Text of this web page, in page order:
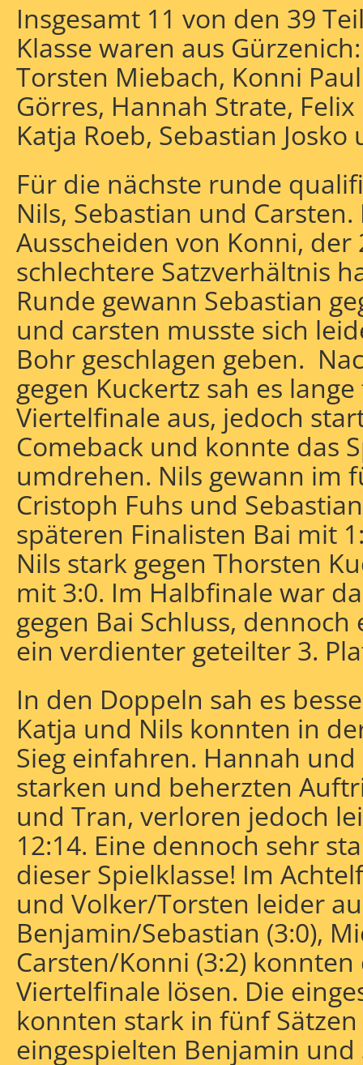
Insgesamt 11 von den 39
Klasse waren aus
Torsten Miebach, Konni
Görres, Hannah Strate,
Katja Roeb, Sebastian
Für die nächste runde
Nils, Sebastian und
Ausscheiden von Konni, der
schlechtere Satzverhältnis
Runde gewann Sebastian
und carsten musste sich
Bohr geschlagen geben.
gegen Kuckertz sah es
Viertelfinale aus, jedoch
Comeback und konnte das
umdrehen. Nils gewann im
Cristoph Fuhs und
späteren Finalisten Bai mit
Nils stark gegen Thorsten
mit 3:0. Im Halbfinale war
gegen Bai Schluss,
ein verdienter geteilter 3.
In den Doppeln sah es
Katja und Nils konnten in
Sieg einfahren. Hannah
starken und beherzten
und Tran, verloren jedoch
12:14. Eine dennoch sehr
dieser Spielklasse! Im
und Volker/Torsten leider
Benjamin/Sebastian (3:0),
Carsten/Konni (3:2)
Viertelfinale lösen. Die
konnten stark in fünf
eingespielten Benjamin